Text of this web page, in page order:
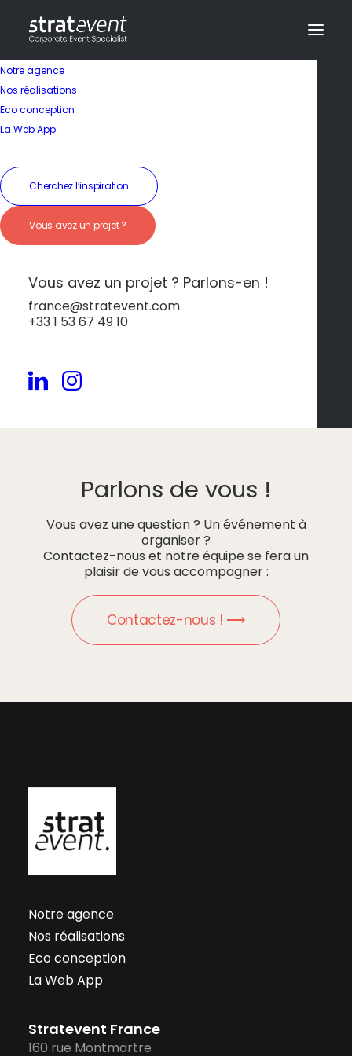
Notre agence
Nos réalisations
Eco conception
La Web App
Cherchez l’inspiration
Vous avez un projet ?
Vous avez un projet ? Parlons-en !
france@stratevent.com
+33 1 53 67 49 10
Une île pleine de
surprises
By
Ibiza, plus qu’une destination festive, est un lieu
Parlons de vous !
Vous avez une question ? Un événement à
organiser ?
Contactez-nous et notre équipe se fera un
plaisir de vous accompagner :
Contactez-nous ! ⟶
Notre agence
Nos réalisations
Eco conception
La Web App
Stratevent France
160 rue Montmartre